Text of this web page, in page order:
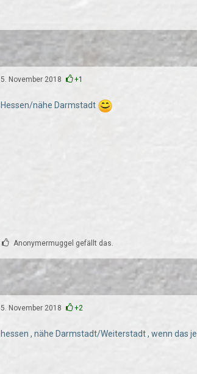
5. November 2018 +1
Hessen/nähe Darmstadt
Anonymermuggel gefällt das.
5. November 2018 +2
hessen , nähe Darmstadt/Weiterstadt , wenn das